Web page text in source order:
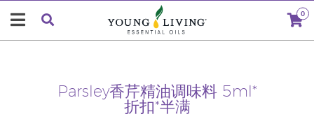
0
Parsley香芹精油调味料 5ml*
折扣*半满